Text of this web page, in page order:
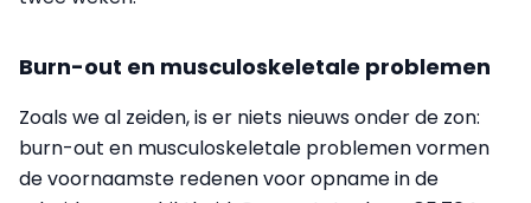
Burn-out en musculoskeletale problemen
Zoals we al zeiden, is er niets nieuws onder de zon:
burn-out en musculoskeletale problemen vormen
de voornaamste redenen voor opname in de